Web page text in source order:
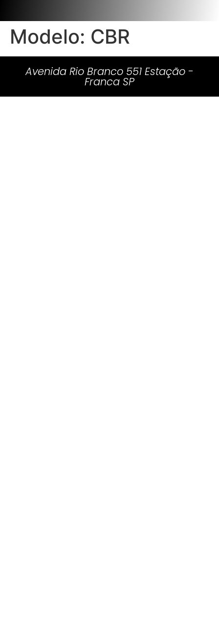
Modelo: CBR
Avenida Rio Branco 551 Estação -
Franca SP